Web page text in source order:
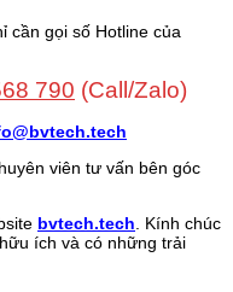
cần gọi số Hotline của
790 (Call/Zalo)
viên tư vấn bên góc
bvtech.tech. Kính chúc
ích và có những trải